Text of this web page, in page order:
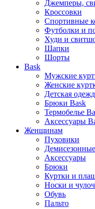
Джемперы,
Кроссовки
Спортивные
Футболки и
Худи и
Шапки
Шорты
Bask
Мужские
Женские
Детская
Брюки Bask
Термобелье
Аксессуары
Женщинам
Пуховики
Аксессуары
Брюки
Куртки и
Носки и
Обувь
Пальто